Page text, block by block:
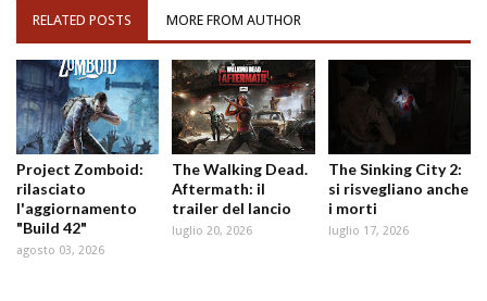
RELATED POSTS MORE FROM AUTHOR
Project Zomboid:
rilasciato
l'aggiornamento
"Build 42"
agosto 03, 2026
The Walking Dead.
Aftermath: il
trailer del lancio
luglio 20, 2026
The Sinking City 2:
si risvegliano anche
i morti
luglio 17, 2026